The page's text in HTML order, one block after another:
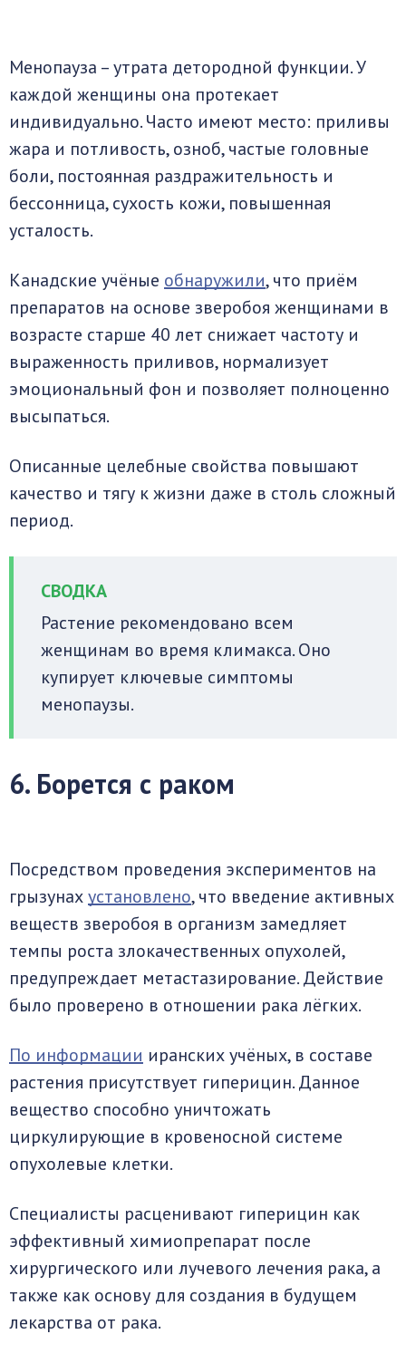
Менопауза – утрата детородной функции. У
каждой женщины она протекает
индивидуально. Часто имеют место: приливы
жара и потливость, озноб, частые головные
боли, постоянная раздражительность и
бессонница, сухость кожи, повышенная
усталость.
Канадские учёные обнаружили, что приём
препаратов на основе зверобоя женщинами в
возрасте старше 40 лет снижает частоту и
выраженность приливов, нормализует
эмоциональный фон и позволяет полноценно
высыпаться.
Описанные целебные свойства повышают
качество и тягу к жизни даже в столь сложный
период.
Растение рекомендовано всем
женщинам во время климакса. Оно
купирует ключевые симптомы
менопаузы.
6. Борется с раком
Посредством проведения экспериментов на
грызунахустановлено, что введение активных
веществ зверобоя в организм замедляет
темпы роста злокачественных опухолей,
предупреждает метастазирование. Действие
было проверено в отношении рака лёгких.
По информации иранских учёных, в составе
растения присутствует гиперицин. Данное
вещество способно уничтожать
циркулирующие в кровеносной системе
опухолевые клетки.
Специалисты расценивают гиперицин как
эффективный химиопрепарат после
хирургического или лучевого лечения рака, а
также как основу для создания в будущем
лекарства от рака.